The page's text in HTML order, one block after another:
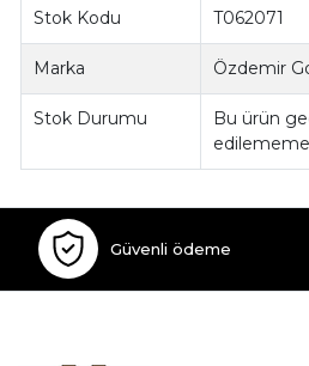
Stok Kodu T062071
Marka Özdemir
Stok Durumu
Bu ürün
Güvenli ödeme